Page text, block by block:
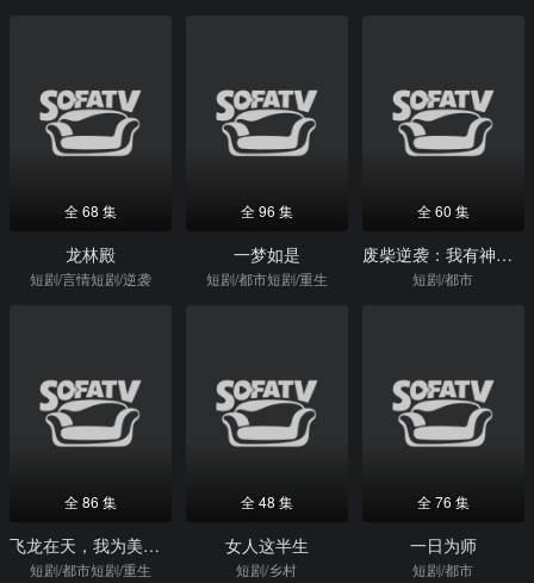
全 68 集
龙林殿
短剧/言情短剧/逆袭
全 96 集
一梦如是
短剧/都市短剧/重生
全 60 集
废柴逆袭：我有神瞳可鉴万物
短剧/都市
全 86 集
飞龙在天，我为美女总裁老婆横扫一切
短剧/都市短剧/重生
全 48 集
女人这半生
短剧/乡村
全 76 集
一日为师
短剧/都市